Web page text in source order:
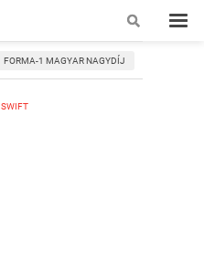
FORMA-1 MAGYAR NAGYDÍJ
SWIFT